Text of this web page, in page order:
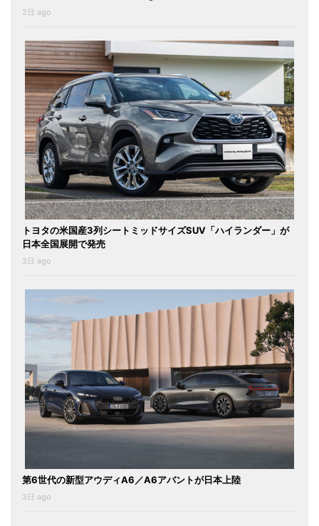
2日 ago
トヨタの米国産3列シートミッドサイズSUV「ハイランダー」が
日本全国展開で発売
3日 ago
第6世代の新型アウディA6／A6アバントが日本上陸
3日 ago